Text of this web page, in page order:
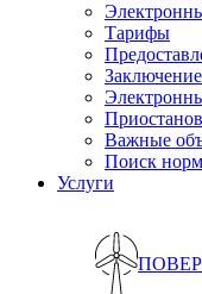
Тарифы
Важные
Поиск
Услуги